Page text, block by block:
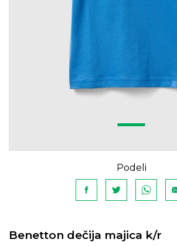
Podeli
Benetton dečija majica k/r